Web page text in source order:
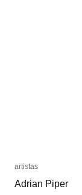
artistas
Adrian Piper
artistas
Adrian Piper